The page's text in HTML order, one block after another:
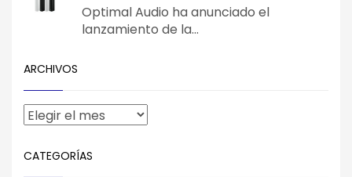
Optimal Audio ha anunciado el
lanzamiento de la...
ARCHIVOS
CATEGORÍAS